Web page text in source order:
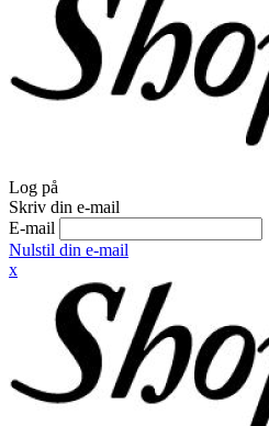
Log på
Skriv din e-mail
E-mail
Nulstil din e-mail
x